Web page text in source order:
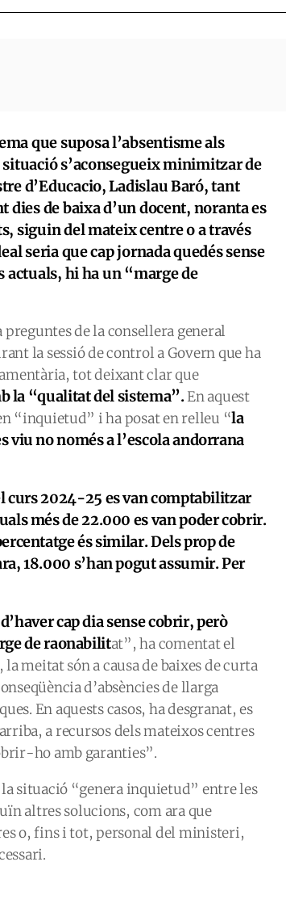
que suposa l’absentisme als
s’aconsegueix minimitzar de
d’Educacio, Ladislau Baró, tant
dies de baixa d’un docent, noranta es
siguin del mateix centre o a través
seria que cap jornada quedés sense
actuals, hi ha un “marge de
de la consellera general
la sessió de control a Govern que ha
tot deixant clar que
la “qualitat del sistema”.En aquest
“inquietud” i ha posat en relleu “la
viu no només a l’escola andorrana
curs 2024-25 es van comptabilitzar
més de 22.000 es van poder cobrir.
és similar. Dels prop de
18.000 s’han pogut assumir. Per
cap dia sense cobrir, però
de raonabilitat”, ha comentat el
meitat són a causa de baixes de curta
d’absències de llarga
En aquests casos, ha desgranat, es
a recursos dels mateixos centres
ho amb garanties”.
situació “genera inquietud” entre les
altres solucions, com ara que
o, fins i tot, personal del ministeri,